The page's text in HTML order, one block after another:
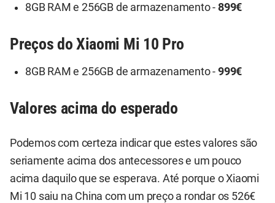
8GB RAM e 256GB de armazenamento - 899€
Preços do Xiaomi Mi 10 Pro
8GB RAM e 256GB de armazenamento - 999€
Valores acima do esperado
Podemos com certeza indicar que estes valores são
seriamente acima dos antecessores e um pouco
acima daquilo que se esperava. Até porque o Xiaomi
Mi 10 saiu na China com um preço a rondar os 526€